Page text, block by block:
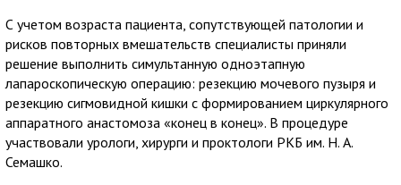
С учетом возраста пациента, сопутствующей патологии и
рисков повторных вмешательств специалисты приняли
решение выполнить симультанную одноэтапную
лапароскопическую операцию: резекцию мочевого пузыря и
резекцию сигмовидной кишки с формированием циркулярного
аппаратного анастомоза «конец в конец». В процедуре
участвовали урологи, хирурги и проктологи РКБ им. Н. А.
Семашко.